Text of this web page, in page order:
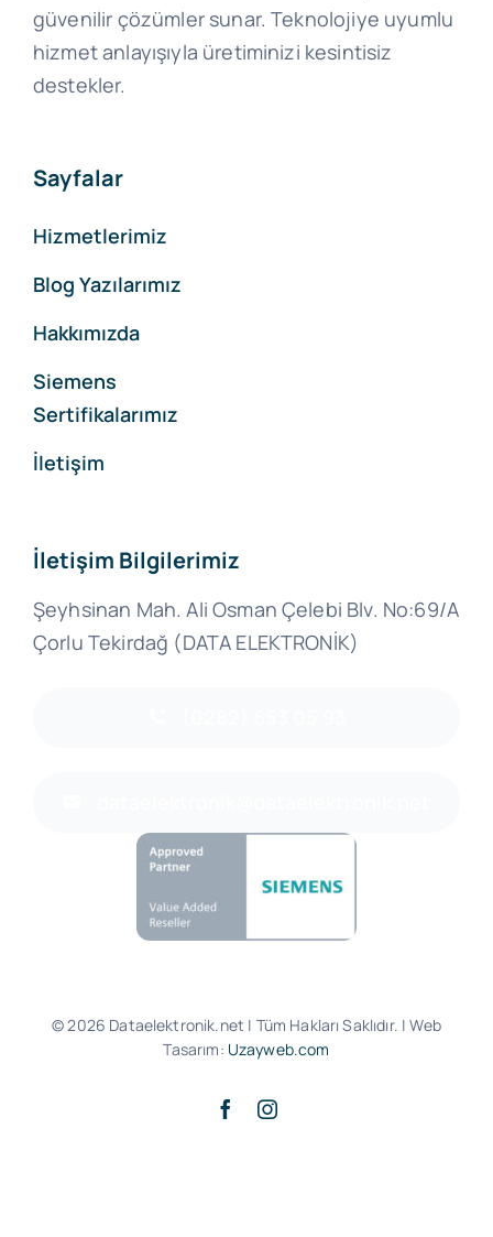
güvenilir çözümler sunar. Teknolojiye uyumlu
hizmet anlayışıyla üretiminizi kesintisiz
destekler.
Sayfalar
Hizmetlerimiz
Blog Yazılarımız
Hakkımızda
Siemens
Sertifikalarımız
İletişim
İletişim Bilgilerimiz
Şeyhsinan Mah. Ali Osman Çelebi Blv. No:69/A
Çorlu Tekirdağ (DATA ELEKTRONİK)
© 2026 Dataelektronik.net | Tüm Hakları Saklıdır. | Web
Tasarım: Uzayweb.com